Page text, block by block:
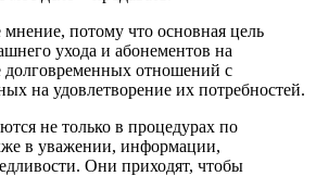
потому что основная цель
ухода и абонементов на
долговременных отношений с
на удовлетворение их потребностей.
не только в процедурах по
в уважении, информации,
Они приходят, чтобы